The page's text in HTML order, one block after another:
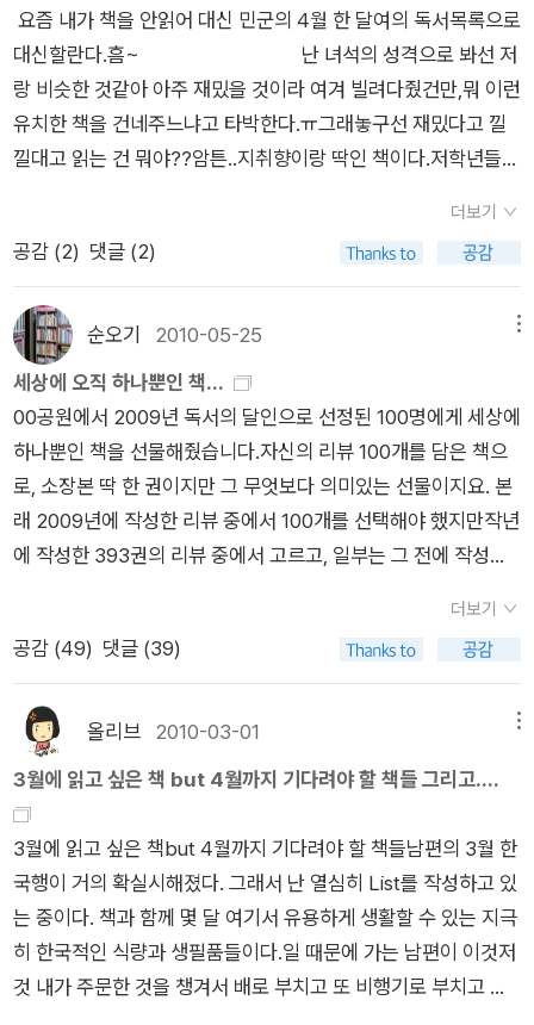
가 상대방을 공격할 때나 자기 주장을 고집할 때 흔히 쓰는 '어쨋
든'이란 말은 대표적인 언어 폭력이란다. 인간에게 절대란 것은
없으니까 항상 자기가 옳다고 생각하지 말고, 남의 생각도 인정하
는 뜻의 '좌우지간'이란 말로 바꿔 생각하라고 권한다. 아홉 번째
우리 마당, 되살려야 할 아름다운 우리말. 우리가 쓰지 않아서 잃
귀'와 동네의 좁은 골목인 '고샅', 작고 오목한 것을 나타탠 '옹달'
밤이나 도토리 같은 작은 열매는 '아람'이다. 처마에서 비가 떨어
지는 것은 비가 '듣다'가 되고, 비를 잠시 피하는 것은 비를 '긋
다'가 된다. 우리가 알면서도 잘 쓰지 않는 말에는 동풍-샛바람,
서풍-하늬바람, 남풍-마파람, 북풍-뒷바람, 북동풍-높새바람, 금
성-샛별, 반달-이지러진 달, 혜성-살별 등이 있다. 우리말에는 우
리 조상들의 얼과 지혜가 스며 있다. 우리말의 아름다움을 지키고
가꾸는 것은 우리들 몫이다. 맨 끝에 나온 '우리말 생각 사전'은 우
리말의 유래와 어떤 과정을 거쳐 뜻이 다른 말로 쓰이게 됐는지
'가시나, 터무니없다, 시치미 떼다, 돌팔이, 바가지 긁다, 꺼벙하
다, 미역국 먹다, 노다지,누리꾼'을 들어 설명한다. 우리가 시험
에 떨어지거나 승진에서 밀렸을 때 '미역국 먹었다'고 하는데, 노
다지와 같이 어원을 들어보면 슬프다. 예로부터 동해에는 고래가
가 새끼를 낳은 뒤에 꼭 미역을 먹더라는 것, 이때부터 사람도 아
기를 낳은 뒤에 미역국을 먹게 되었다. 19세기 조선은 나라를 지
킬 힘이 없어 주변의 힘센 나라들이 온갖 자원을 빼앗아 갔는데
러시와 일본 미국의 고래잡이 배가 고래를 마구잡이로 잡아들였
고, 결국 동해의 고래와 조선은 최후를 맞아야 했다. 1907년 일본
은 조선 군대를 강제로 해산(解散)시켰는데 아기를 낳는 해산
(解産)과 소리가 같아서, 나라도 잃고 일자리도 잃은 스스로를
비웃으며 '미역국 먹었다'고 했단다. ㅜㅜ
서 바로 오늘부터 모든 삶을 바꿉니다. 누가 돈을 치르면서 맡기
는 심부름을 한다면, 얼핏설핏 이름값을 높이고 돈벌이를 넉넉히
할 수 있습니다. 어느 누구도 돈을 안 치르는 일인데, 그저 스스로
신나게 일어나서 바람처럼 바다처럼 노래처럼 일렁일렁 춤출 적
에는, 이러한 일은 돈푼어치하고 멀 테지만, 서로서로 즐겁게 어
울리는 작은씨 한 톨로 잇습니다. 글쓰기나 말하기나 이야기나 책
읽기는 모두 같습니다. 남이 돈을 쥐어주면서 하라고 시켜야 할
길이 아닙니다. 우리 스스로 주머니를 털어서 책을 삽니다. 우리
스스로 틈을 내어 책을 읽습니다. 우리 스스로 하루를 바쳐서 글
을 씁니다. 그리고 이 글을 스스럼없이 거저로 누리집에 올립니
다. 아름나라를 바라보기에 스스로 아름답고 싶어서, 장만하고
읽고 익히고 쓰고 올려서 나눕니다. 아름드리나무가 이루는 푸른
숲이 늘 푸른바람을 베풀듯, 우리 스스로 아름어른으로 어울려 살
아가기를 바라기에, 푸른책을 살펴보면서 장만하고, 푸른눈을 틔
워서 읽고, 푸른손가락으로 익히면서 가다듬고, 푸른글로 여미어
서 푸른노래를 부르면서 이 하루를 살아가고 살림합니다.ㅍㄹㄴ
래’ 지기(최종규)가 쓴 책을 즐거이 장만해 주셔도 새로운 우리말
《곁말》, 《책숲마실》, 《우리말 수수께끼 동시》, 《시골에서 살림 짓
는 즐거움》, 《이오덕 마음 읽기》을 썼다. blog.naver.com/hbo
oklove
한 순수를 그리며 전 세계에서 통과의례처럼 읽히는 『호밀밭의
파수꾼』, 로마제국이 멸망한 이유를 파악하면서 역사라는 거대한
순환 고리에 대해 말하는 『로마제국 쇠망사』를 비롯해 미국 사회
의 이면을 파헤친 『파워엘리트』, 균형을 중시하는 중용 철학을 담
은 『중용』, 뉴턴의 대표작 『프린키피아』 등 다양한 분야의 고전을
이 한 권으로 만난다....... (알라딘 책소개) 고전탐닉을 읽고 '허
연'이란 저자가 궁금해 그의 시집 <나쁜 소년이 서 있다>도 구입
<고전탐닉2>도 기대만큼 만족할거라 믿어 의심치 않는다.호밀
밭의 파수꾼잃어버린 시간을 찾아서마의산황무지백년동안의 고
독...이런 책을 저자는 어떻게 풀어냈을지 궁금... 지난 주 장영
희 선생님의 <어떻게 사랑할 것인가>를 읽으며 막내가 영문학
을 전공하면 좋겠다는 생각도 했다. 본인도 한때 영문학을 전공할
까 생각하며 영문학 동아리에도 들었었다. '서른 살까지 하루에
문장 두 개씩만 외워라.'중학교 1학년 영어 교과서 첫번째 문장 'T
his is book'부터 고등학교 3학년 영어 교과서 맨 마지막 연습(E
님은 참 무식한 방법이었다고 말하지만 영어를 잘하려면 암기하
는 것 이상의 왕도가 없는지도 모른다. '교과서에 있는 문장은 재
이 다 포함되어 있다'(176쪽)고 말씀하셨다. 내가 이 나이에 영문
학을 공부할 거는 아니고, 장영희 선생님이 번역한 <종이시계>
와, 추천한 책<세일즈맨의 죽음>을 읽어야겠다. 영문학도를 위
문과에 가지 않더라도 꼭 읽으라고 권하니 우리딸을 위해서 담아
본다. 영어원서가 아닌 번역본으로 착실하게 읽어보자.
표지가 예뻐서 클릭했는데, 성철스님의 딸이자 제자인 불필스님
회고록이란다.세속적인 호기심으로 이 책을 읽기보다는 큰스님
에 대한 관심과 성찰을 위해 보고 싶다.성철스님 탄생 100주년,
요즘 내가 책을 안읽어 대신 민군의 4월 한 달여의 독서목록으로
대신할란다.흠~ 난 녀석의 성격으로 봐선 저
랑 비슷한 것같아 아주 재밌을 것이라 여겨 빌려다줬건만,뭐 이런
유치한 책을 건네주느냐고 타박한다.ㅠ그래놓구선 재밌다고 낄
낄대고 읽는 건 뭐야??암튼..지취향이랑 딱인 책이다.저학년들이
서 엄청 좋아했었던책!만화인데다 딱 남자아이들이 흠모하고 있
는 대상 바로 우리의 이순신장군이시니까!아들한테 칭찬받아 나
름 보람있었던책이었다.^^(사실 십 여년전 김훈의 '칼의 노래'를
읽고 감동많이 받았었는데 녀석은 나의 그감동이랑은 아주 별개
의 감동을 받은 것같아 좀 섭섭했다.녀석은 오로지 만화라서 감동
받은 것같은~~ㅠ) 그래서 내친김에 이책까지 읽어보라 던져줬
다. 왜 이책이 우리집에 있는지 기억이 좀 가물가물한데..(아마도
전에 살던 동네서 이웃사람으로부터 아이들 중,고등학생이 되었
다고 나한테 책을 좀 물려줬었는데 이책도 끼여져 있지 않았나?
싶다.주로 고학년이 읽을만한 단행본들이 많아 처박아 뒀었는데
지금 한 권씩 꺼내서 읽혀야되겠다.지금 새삼 그분께 감사하게 된
다.받을땐 헌책이라 낡아서 안받으려고 사양했었다는~~ㅋ
어내기는 하는 것같다.다음주면 장군님의 탄신일도 다가오기도
하고 녀석은 장군님께 할도리를 좀 하고 있는 것같다.
딱 녀석이 좋아할 것같아 빌려다줬건만...이책도 처음엔
무척 거부반응을 일으킨책이었다.그러면서 다섯 권은 다 읽어내
긴했다.계속 칭찬받고 싶은 엄마는 '어때? 재밌지?'연달아 질문
했건만,녀석의 시니컬한 대답인즉슨 '공룡 좋아하는 저학년애들
은 재밌다고 할 것같네요.'뭐야~~ 그러면서 왜 낄낄대고 읽냐
고?=3아들이지만 저렇게 척~ 하는 말을 할때면 얄미워 한 대 쥐
어박고 싶은 충동이 인다.갈수록 책 골라주는 것에 신경쓰인다.그
더보기
공감 (2) 댓글 (2)
순오기 2010-05-25
세상에 오직 하나뿐인 책...
00공원에서 2009년 독서의 달인으로 선정된 100명에게 세상에
하나뿐인 책을 선물해줬습니다.자신의 리뷰 100개를 담은 책으
로, 소장본 딱 한 권이지만 그 무엇보다 의미있는 선물이지요. 본
래 2009년에 작성한 리뷰 중에서 100개를 선택해야 했지만작년
에 작성한 393권의 리뷰 중에서 고르고, 일부는 그 전에 작성한
접힌 부분 펼치기 >><< 펼친 부분 접기 << 시작은 2009년 12
월 31일,마지막으로 쓴 ’지금 사랑하지 않는 자 모두 유죄’가 장
식했고, 그리고 마지막은 ’사시사철 우리 놀이 우리 문화’로 391
쪽의 리뷰집이 마무리 되었네요.나는 사진리뷰가 많아서 편집도
곤란하고 쪽수도 많았지만, 누군가의 수고로 세상에 하나뿐인 순
오기의 북 다이어리가 만들어졌습니다. >> 접힌 부분 펼치기 >
><< 펼친 부분 접기 << 여기에 오른 100권의 책을 차례로 담
아보면... 나머지는 학교 갔다 와서~
저녁밥 먹고 놀다가 추가합니다.^^뽀송이님은 여기까지 읽은 책
이 22권이랍니다.다른 분들도 읽은 책이 몇 권인지 골라보셔요.
ㅋㅋ
더보기
공감 (49) 댓글 (39)
올리브 2010-03-01
3월에 읽고 싶은 책 but 4월까지 기다려야 할 책들 그리고....
3월에 읽고 싶은 책but 4월까지 기다려야 할 책들남편의 3월 한
국행이 거의 확실시해졌다. 그래서 난 열심히 List를 작성하고 있
는 중이다. 책과 함께 몇 달 여기서 유용하게 생활할 수 있는 지극
히 한국적인 식량과 생필품들이다.일 때문에 가는 남편이 이것저
것 내가 주문한 것을 챙겨서 배로 부치고 또 비행기로 부치고 심